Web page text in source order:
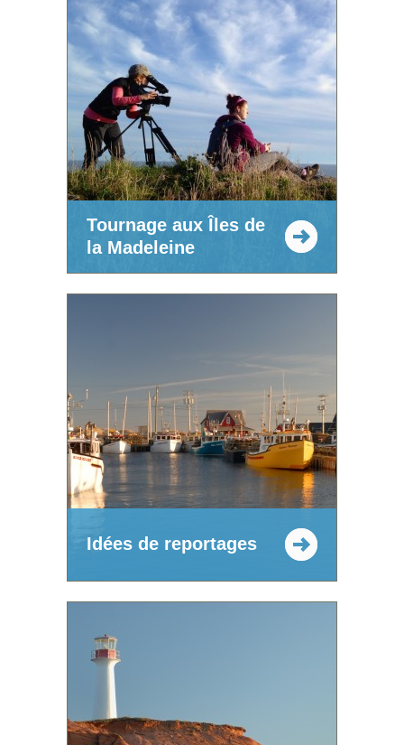
Tournage aux Îles de
la Madeleine
Idées de reportages